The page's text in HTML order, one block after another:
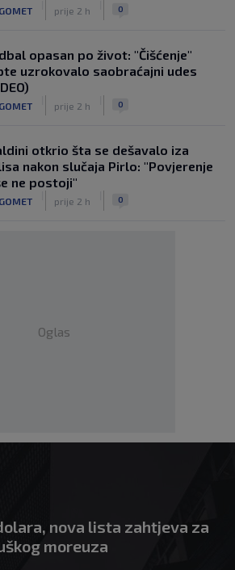
prije 2 h 0
opasan po život: "Čišćenje"
uzrokovalo saobraćajni udes
prije 2 h 0
otkrio šta se dešavalo iza
nakon slučaja Pirlo: "Povjerenje
ne postoji"
prije 2 h 0
Oglas
nova lista zahtjeva za
moreuza